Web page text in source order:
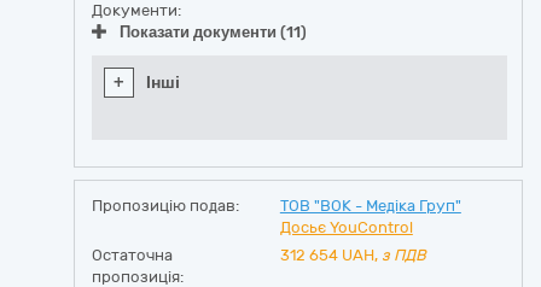
Документи:
Показати документи (11)
+ Інші
Пропозицію подав:
ТОВ "ВОК - Медіка Груп"
Досьє YouControl
Остаточна
пропозиція:
312 654 UAH, з ПДВ